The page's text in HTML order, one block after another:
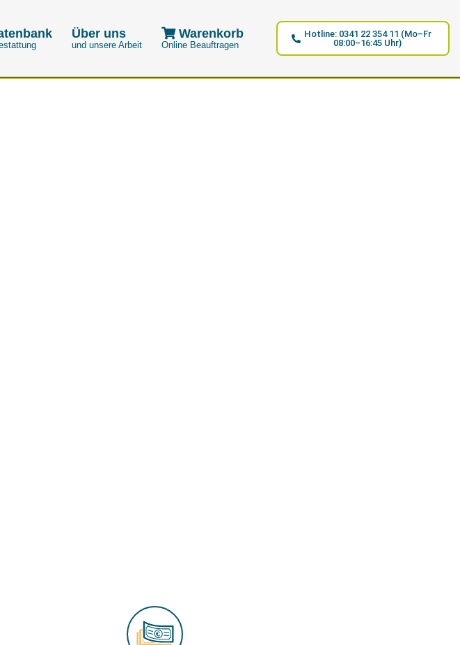
Über uns
und unsere Arbeit
Warenkorb
Online Beauftragen
Hotline: 0341 22 354 11 (Mo–Fr
08:00–16:45 Uhr)